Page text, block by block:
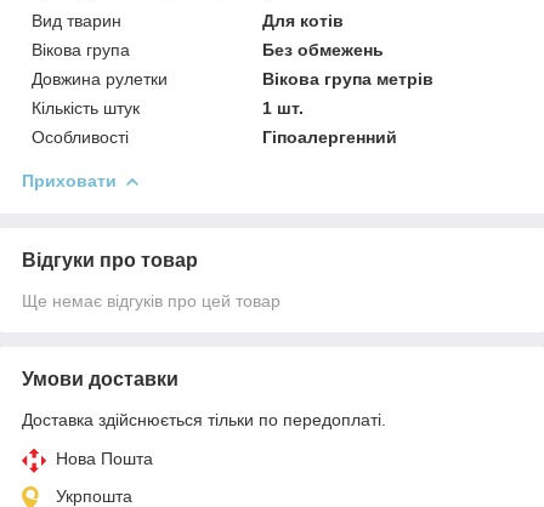
Вид тварин
Для котів
Вікова група
Без обмежень
Довжина рулетки
Вікова група метрів
Кількість штук
1 шт.
Особливості
Гіпоалергенний
Приховати
Відгуки про товар
Ще немає відгуків про цей товар
Умови доставки
Доставка здійснюється тільки по передоплаті.
Нова Пошта
Укрпошта